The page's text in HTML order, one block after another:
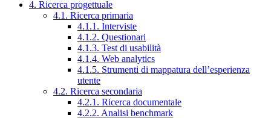
4. Ricerca progettuale
4.1. Ricerca primaria
4.1.1. Interviste
4.1.2. Questionari
4.1.3. Test di usabilità
4.1.4. Web analytics
4.1.5. Strumenti di mappatura dell’esperienza
utente
4.2. Ricerca secondaria
4.2.1. Ricerca documentale
4.2.2. Analisi benchmark